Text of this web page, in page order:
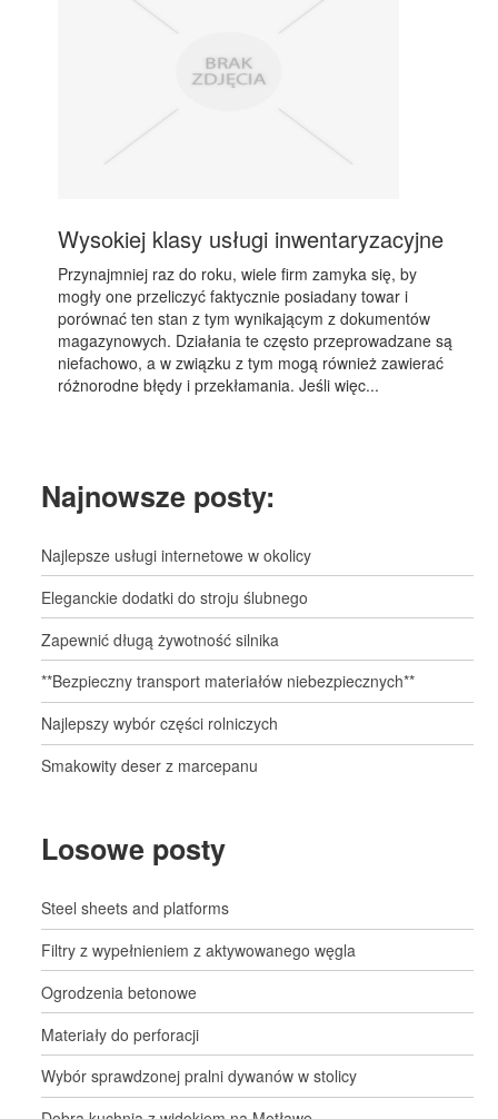
Wysokiej klasy usługi inwentaryzacyjne
Przynajmniej raz do roku, wiele firm zamyka się, by
mogły one przeliczyć faktycznie posiadany towar i
porównać ten stan z tym wynikającym z dokumentów
magazynowych. Działania te często przeprowadzane są
niefachowo, a w związku z tym mogą również zawierać
różnorodne błędy i przekłamania. Jeśli więc...
Najnowsze posty:
Najlepsze usługi internetowe w okolicy
Eleganckie dodatki do stroju ślubnego
Zapewnić długą żywotność silnika
**Bezpieczny transport materiałów niebezpiecznych**
Najlepszy wybór części rolniczych
Smakowity deser z marcepanu
Losowe posty
Steel sheets and platforms
Filtry z wypełnieniem z aktywowanego węgla
Ogrodzenia betonowe
Materiały do perforacji
Wybór sprawdzonej pralni dywanów w stolicy